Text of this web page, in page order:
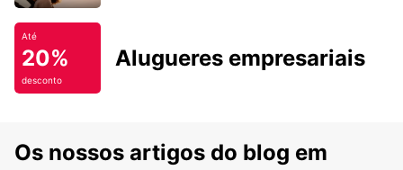
Até
20%
desconto
Alugueres empresariais
Os nossos artigos do blog em